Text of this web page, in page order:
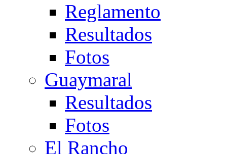
Reglamento
Resultados
Fotos
Guaymaral
Resultados
Fotos
El Rancho